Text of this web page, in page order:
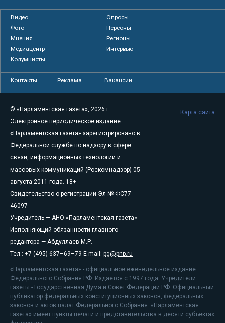
Видео
Опросы
Фото
Персоны
Мнения
Регионы
Медиацентр
Интервью
Колумнисты
Контакты Реклама Вакансии
© «Парламентская газета», 2026 г.
Электронное периодическое издание
«Парламентская газета» зарегистрировано в
Федеральной службе по надзору в сфере
связи, информационных технологий и
массовых коммуникаций (Роскомнадзор) 05
августа 2011 года. 18+
Свидетельство о регистрации Эл № ФС77-
46097
Учредитель — АНО «Парламентская газета»
Исполняющий обязанности главного
редактора — Абдуллаев М.Р.
Тел.: +7 (495) 637–69–79 E-mail: pg@pnp.ru
«Парламентская газета» - официальное еженедельное издание
Федерального Собрания РФ. Издается с 1997 года. Учредители
газеты - Государственная Дума и Совет Федерации РФ. Официальный
публикатор федеральных конституционных законов, федеральных
законов и актов палат Федерального Собрания. «Парламентская
газета» имеет пункты печати и представительства в десяти субъектах
Карта сайта